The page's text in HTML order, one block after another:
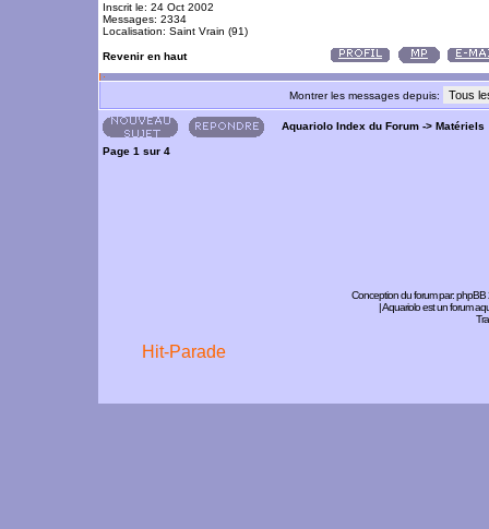
Inscrit le: 24 Oct 2002
Messages: 2334
Localisation: Saint Vrain (91)
Revenir en haut
Montrer les messages depuis:
Aquariolo Index du Forum -> Matériels
Page 1 sur 4
Conception du forum par:phpBB
| Aquariolo est un forum